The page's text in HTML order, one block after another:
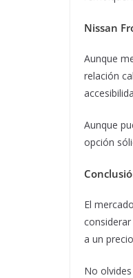
Nissan
Aunque
relación
Aunque
opción
El
a un
No